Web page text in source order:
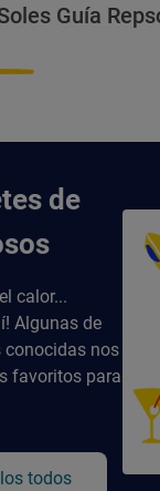
Guía
de
calor...
Algunas de
conocidas nos
favoritos para
todos